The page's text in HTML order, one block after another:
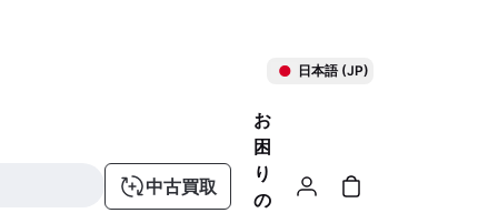
日本語 (JP)
中古買取
お
困
り
の